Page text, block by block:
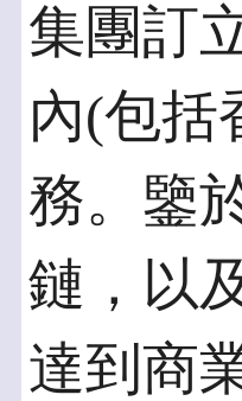
集團訂
內(包括
務。鑒
鏈，以
達到商